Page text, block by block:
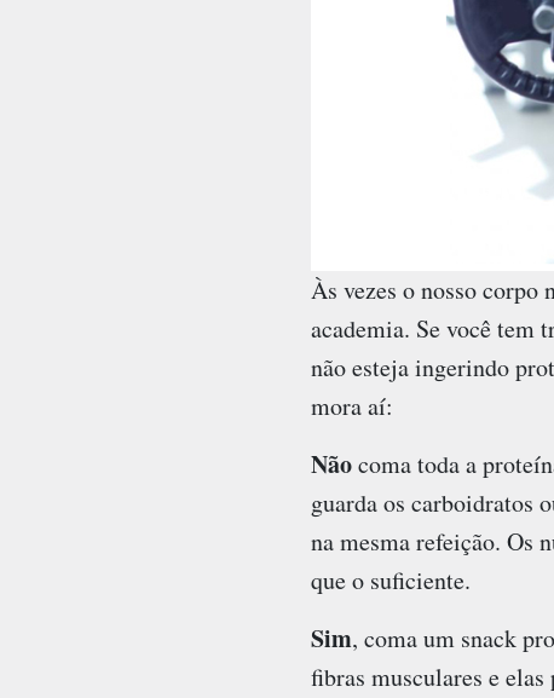
Às vezes o nosso corpo
academia. Se você tem
não esteja ingerindo
mora aí:
Nãocoma toda a
guarda os carboidratos
na mesma refeição. Os
que o suficiente.
Sim, coma um snack
fibras musculares e